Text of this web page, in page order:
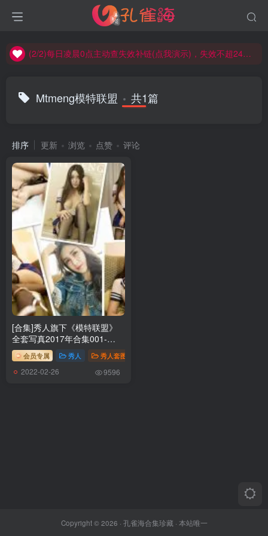
(2/2)每日凌晨0点主动查失效补链(点我演示)，失效不超24小时，
(2/2)每日凌晨0点主动查失效补链(点我演示)，失效不超24小时，
Mtmeng模特联盟 共1篇
排序 更新 浏览 点赞 评论
[合集]秀人旗下《模特联盟》
全套写真2017年合集001-
003(全3期)
会员专属 秀人 秀人套图
2022-02-26 9596
Copyright © 2026 · 孔雀海合集珍藏· 本站唯一